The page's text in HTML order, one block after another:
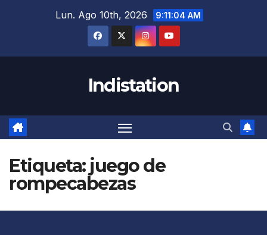
Lun. Ago 10th, 2026 9:11:05 AM
Indistation
Etiqueta: juego de
rompecabezas